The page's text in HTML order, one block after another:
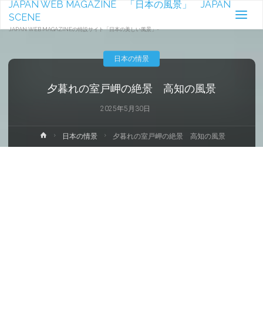
JAPAN WEB MAGAZINE 「日本の風景」 JAPAN
SCENE
JAPAN WEB MAGAZINEの特設サイト「日本の美しい風景」-
夕暮れの室戸岬の絶景 高知の風景
2025年5月30日
日本の情景
ホ
ー
日本の情景 夕暮れの室戸岬の絶景 高知の風景